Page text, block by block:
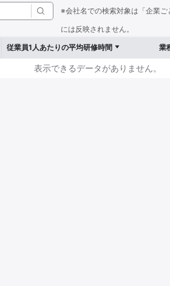
※会社名での検索対象は「企業
には反映されません。
従業員1人あたりの平均研修時間 業
表示できるデータがありません。